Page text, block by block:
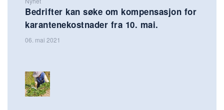
Bedrifter kan søke om kompensasjon for
karantenekostnader fra 10. mai.
06. mai 2021